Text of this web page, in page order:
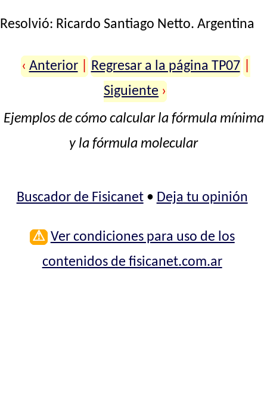
Resolvió: Ricardo Santiago Netto. Argentina
‹ Anterior Regresar a la página TP07
Siguiente ›
Ejemplos de cómo calcular la fórmula mínima
y la fórmula molecular
Buscador de Fisicanet• Deja tu opinión
⚠ Ver condiciones para uso de los
contenidos de fisicanet.com.ar